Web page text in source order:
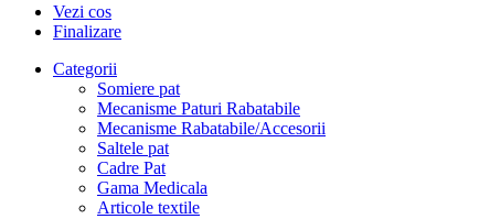
Vezi cos
Finalizare
Categorii
Somiere pat
Mecanisme Paturi Rabatabile
Mecanisme Rabatabile/Accesorii
Saltele pat
Cadre Pat
Gama Medicala
Articole textile